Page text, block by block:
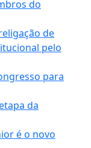
do
de
pelo
para
da
é o novo